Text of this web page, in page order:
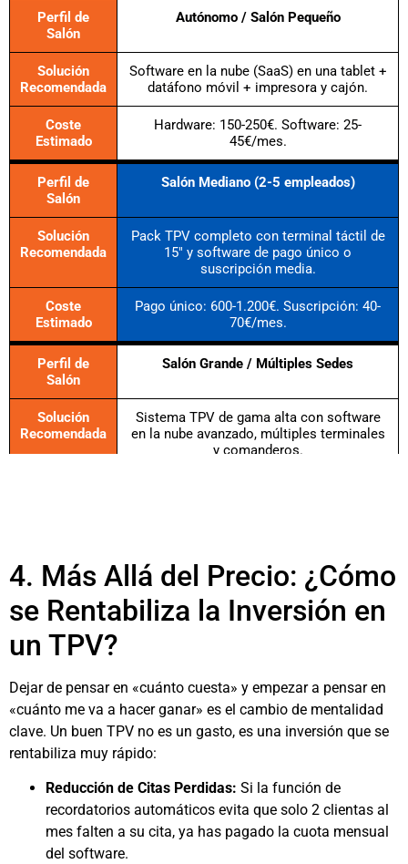
Perfil de
Salón
Autónomo / Salón Pequeño
Solución
Recomendada
Software en la nube (SaaS) en una tablet +
datáfono móvil + impresora y cajón.
Coste
Estimado
Hardware: 150-250€. Software: 25-
45€/mes.
Perfil de
Salón
Salón Mediano (2-5 empleados)
Solución
Recomendada
Pack TPV completo con terminal táctil de
15" y software de pago único o
suscripción media.
Coste
Estimado
Pago único: 600-1.200€. Suscripción: 40-
70€/mes.
Perfil de
Salón
Salón Grande / Múltiples Sedes
Solución
Recomendada
Sistema TPV de gama alta con software
en la nube avanzado, múltiples terminales
y comanderos.
4. Más Allá del Precio: ¿Cómo
se Rentabiliza la Inversión en
un TPV?
Dejar de pensar en «cuánto cuesta» y empezar a pensar en
«cuánto me va a hacer ganar» es el cambio de mentalidad
clave. Un buen TPV no es un gasto, es una inversión que se
rentabiliza muy rápido:
Reducción de Citas Perdidas: Si la función de
recordatorios automáticos evita que solo 2 clientas al
mes falten a su cita, ya has pagado la cuota mensual
del software.